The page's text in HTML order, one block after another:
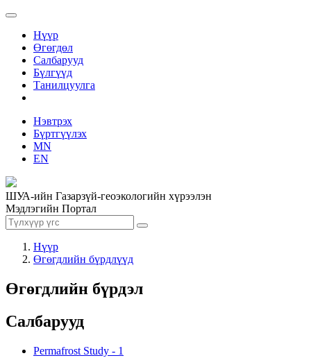
Нүүр
Өгөгдөл
Салбарууд
Бүлгүүд
Танилцуулга
Нэвтрэх
Бүртгүүлэх
MN
EN
ШУА-ийн Газарзүй-геоэкологийн хүрээлэн
Мэдлэгийн Портал
Нүүр
Өгөгдлийн бүрдлүүд
Өгөгдлийн бүрдэл
Салбарууд
Permafrost Study - 1